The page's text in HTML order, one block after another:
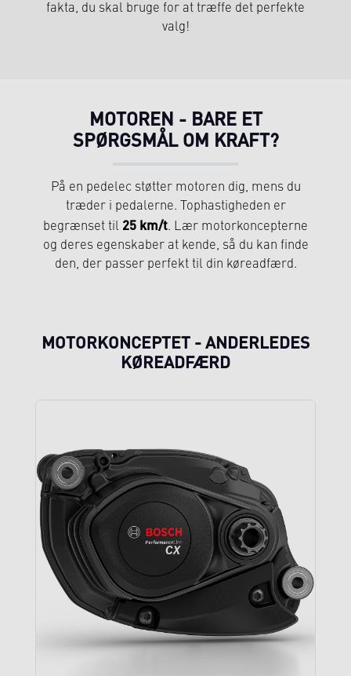
fakta, du skal bruge for at træffe det perfekte
valg!
MOTOREN - BARE ET
SPØRGSMÅL OM KRAFT?
På en pedelec støtter motoren dig, mens du
træder i pedalerne. Tophastigheden er
begrænset til 25 km/t. Lær motorkoncepterne
og deres egenskaber at kende, så du kan finde
den, der passer perfekt til din køreadfærd.
MOTORKONCEPTET - ANDERLEDES
KØREADFÆRD